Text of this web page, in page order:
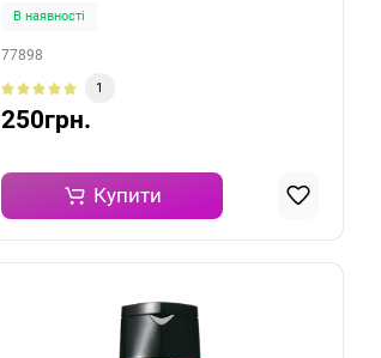
В наявності
77898
1
250грн.
Купити